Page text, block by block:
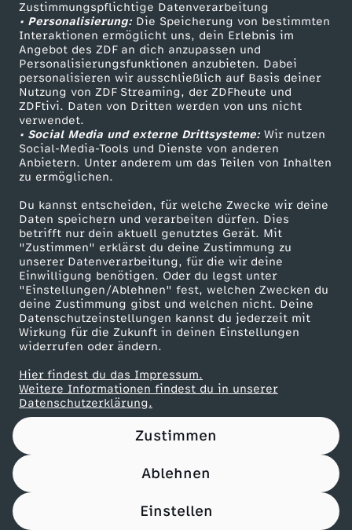
Zustimmungspflichtige Datenverarbeitung
• Personalisierung:Die Speicherung von bestimmten
Interaktionen ermöglicht uns, dein Erlebnis im
Angebot des ZDF an dich anzupassen und
Personalisierungsfunktionen anzubieten. Dabei
personalisieren wir ausschließlich auf Basis deiner
Nutzung von ZDF Streaming, der ZDFheute und
ZDFtivi. Daten von Dritten werden von uns nicht
verwendet.
• Social Media und externe Drittsysteme:Wir nutzen
Social-Media-Tools und Dienste von anderen
Anbietern. Unter anderem um das Teilen von Inhalten
zu ermöglichen.
Du kannst entscheiden, für welche Zwecke wir deine
Daten speichern und verarbeiten dürfen. Dies
betrifft nur dein aktuell genutztes Gerät. Mit
"Zustimmen" erklärst du deine Zustimmung zu
unserer Datenverarbeitung, für die wir deine
Einwilligung benötigen. Oder du legst unter
"Einstellungen/Ablehnen" fest, welchen Zwecken du
deine Zustimmung gibst und welchen nicht. Deine
Datenschutzeinstellungen kannst du jederzeit mit
Wirkung für die Zukunft in deinen Einstellungen
widerrufen oder ändern.
Hier findest du das Impressum.
Weitere Informationen findest du in unserer
Datenschutzerklärung.
Zustimmen
Ablehnen
Einstellen
Selbstgemachtes Knäckebrot
Herunterladen
191 KB (PDF)
Kaffeevariationen von Alessandro Metafune
Herunterladen
99 KB (PDF)
Linsen-Bowl mit gebackener Rote Bete
67 KB (PDF)
Maronencremesuppe mit Thymian-Crostini
Herunterladen
66 KB (PDF)
Beef Tri-Tip mit Süßkartoffel-Wedges
Herunterladen
21 KB (PDF)
Panettone-Pudding mit Orangensoße
Pfannkuchen-Rouladen